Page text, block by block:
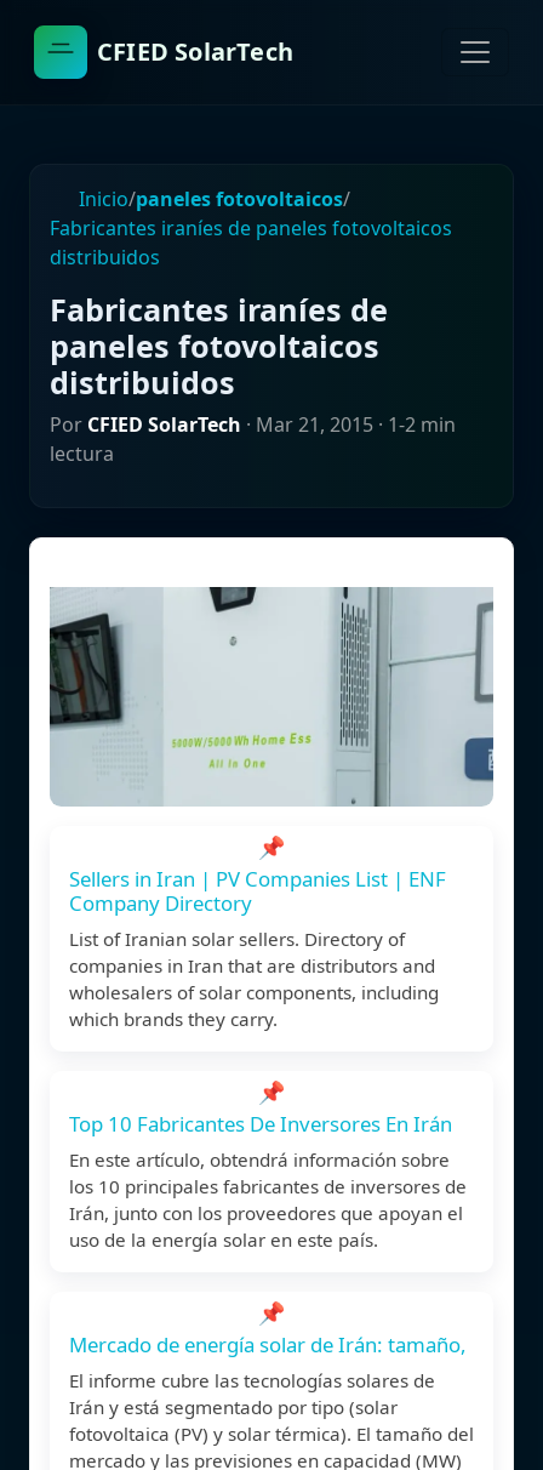
CFIED SolarTech
Inicio/paneles fotovoltaicos/
Fabricantes iraníes de paneles fotovoltaicos
distribuidos
Fabricantes iraníes de
paneles fotovoltaicos
distribuidos
Por CFIED SolarTech · Mar 21, 2015 · 1-2 min
lectura
📌
Sellers in Iran | PV Companies List | ENF
Company Directory
List of Iranian solar sellers. Directory of
companies in Iran that are distributors and
wholesalers of solar components, including
which brands they carry.
📌
Top 10 Fabricantes De Inversores En Irán
En este artículo, obtendrá información sobre
los 10 principales fabricantes de inversores de
Irán, junto con los proveedores que apoyan el
uso de la energía solar en este país.
📌
Mercado de energía solar de Irán: tamaño,
El informe cubre las tecnologías solares de
Irán y está segmentado por tipo (solar
fotovoltaica (PV) y solar térmica). El tamaño del
mercado y las previsiones en capacidad (MW)